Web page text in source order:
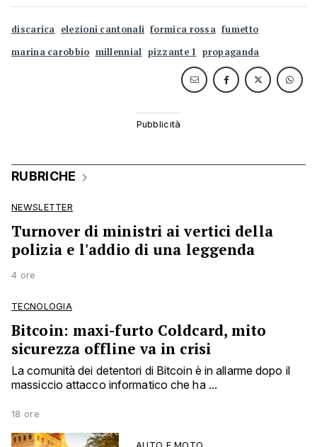
discarica elezioni cantonali formica rossa fumetto
marina carobbio millennial pizzante 1 propaganda
RUBRICHE
NEWSLETTER
Turnover di ministri ai vertici della
polizia e l'addio di una leggenda
4 ore
TECNOLOGIA
Bitcoin: maxi-furto Coldcard, mito
sicurezza offline va in crisi
La comunità dei detentori di Bitcoin è in allarme dopo il
massiccio attacco informatico che ha ...
18 ore